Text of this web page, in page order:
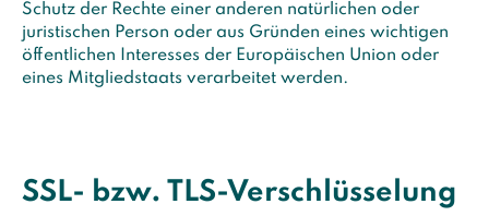
Schutz der Rechte einer anderen natürlichen oder
juristischen Person oder aus Gründen eines wichtigen
öffentlichen Interesses der Europäischen Union oder
eines Mitgliedstaats verarbeitet werden.
SSL- bzw. TLS-Verschlüsselung